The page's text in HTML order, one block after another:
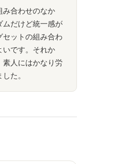
合わせのなか
ムだけど統一感が
ットの組み合わ
いです。それか
素人にはかなり労
た。